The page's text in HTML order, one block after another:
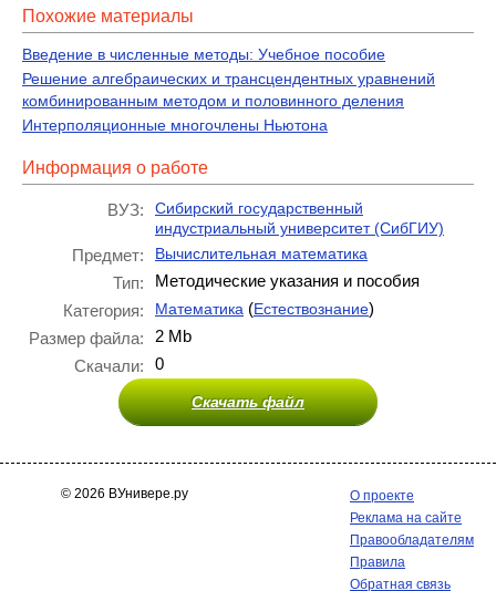
Похожие материалы
Введение в численные методы: Учебное пособие
Решение алгебраических и трансцендентных уравнений
комбинированным методом и половинного деления
Интерполяционные многочлены Ньютона
Информация о работе
ВУЗ:
Сибирский государственный
индустриальный университет (СибГИУ)
Предмет: Вычислительная математика
Тип:
Методические указания и пособия
Категория:
Математика (Естествознание)
Размер файла:
2 Mb
Скачали:
0
Скачать файл
© 2026 ВУнивере.ру
О проекте
Реклама на сайте
Правообладателям
Правила
Обратная связь